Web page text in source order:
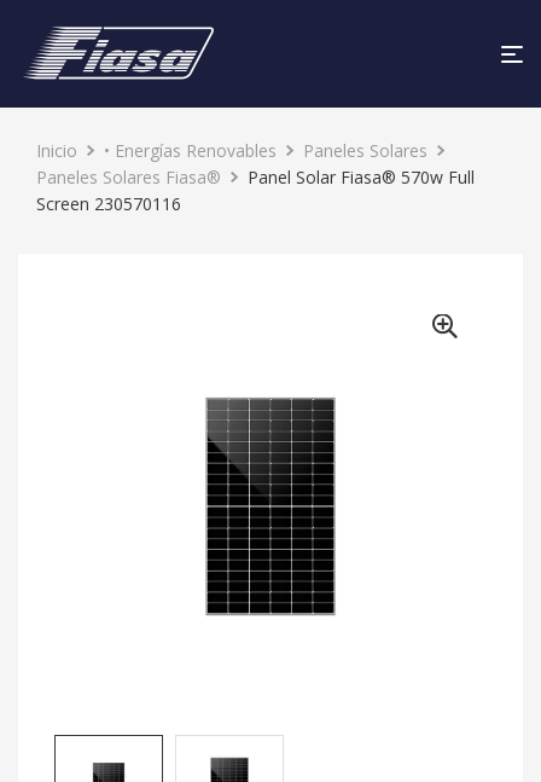
Inicio • Energías Renovables
Paneles Solares
Paneles Solares Fiasa®
Panel Solar Fiasa® 570w Full
Screen 230570116